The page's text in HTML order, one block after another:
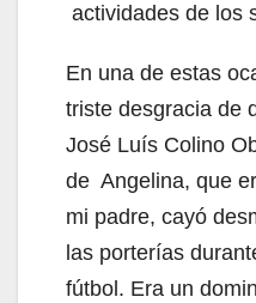
actividades de los
En una de estas
triste desgracia de
José Luís Colino
de Angelina, que
mi padre, cayó
las porterías
fútbol. Era un